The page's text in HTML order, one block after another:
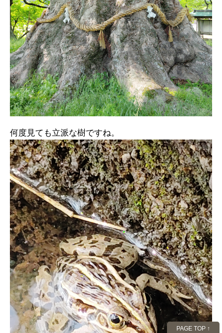
何度見ても立派な樹ですね。
PAGE TOP ↑